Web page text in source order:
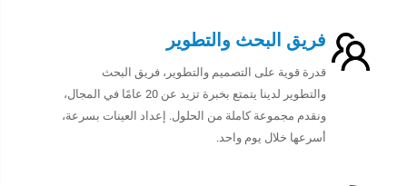
فولت، محول طاقةفريق البحث والتطوير
قدرة قوية على التصميم والتطوير، فريق البحث
والتطوير لدينا يتمتع بخبرة تزيد عن 20 عامًا في المجال،
ونقدم مجموعة كاملة من الحلول. إعداد العينات بسرعة،
أسرعها خلال يوم واحد.